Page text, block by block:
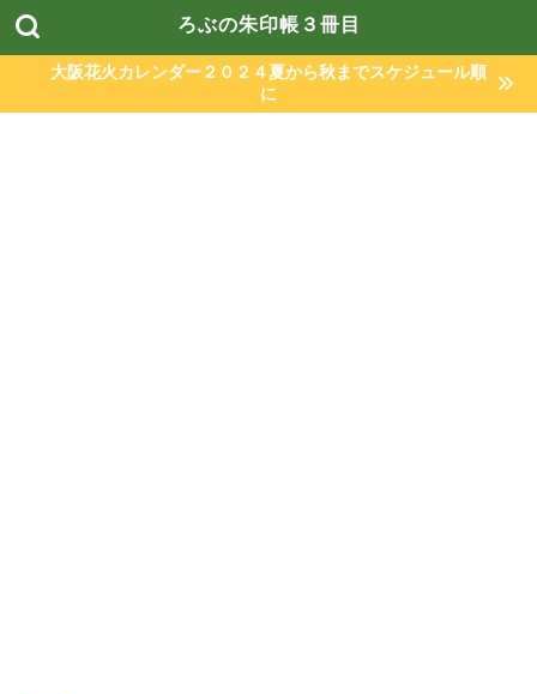
ろぶの朱印帳３冊目
大阪花火カレンダー２０２４夏から秋までスケジュール順
に